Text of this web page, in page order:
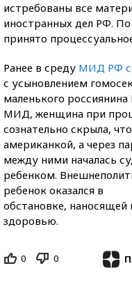
истребованы все
иностранных дел РФ.
принято
Ранее в среду МИД РФ
с усыновлением
маленького
МИД, женщина при
сознательно скрыла,
американкой, а через
между ними началась
ребенком.
ребенок оказался в
обстановке, наносящей
здоровью.
0 0